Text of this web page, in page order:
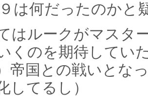
は何だったのかと
はルークがマスタ
くのを期待してい
帝国との戦いとな
してるし）